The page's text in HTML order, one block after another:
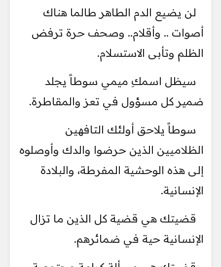
لن يضيع الدم الطاهر طالما هناك
أصوات .. وأقلام.. وصحف حرة ترفض
الظلم وتأبى الاستسلام.
سيظل اسمكِ ميمي سوطاً يجلد
ضمير كل مسؤول في تعز والمقاطرة.
سوطاً يلاحق أولئك التافهين
الظلاميين الذين حرضوا والدك وأوصلوه
إلى هذه الوحشية المفرطة، والبلادة
الإنسانية.
قضيتك هي قضية كل الذين ما تزال
الإنسانية حية في ضمائرهم.